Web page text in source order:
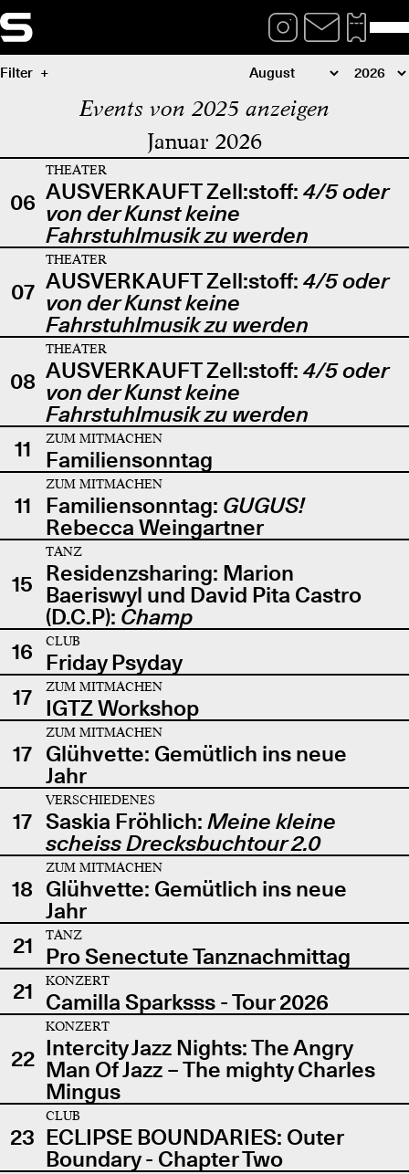
Filter
Events von 2025 anzeigen
Januar 2026
06
THEATER
AUSVERKAUFT Zell:stoff: 4/5 oder
von der Kunst keine
Fahrstuhlmusik zu werden
07
THEATER
AUSVERKAUFT Zell:stoff: 4/5 oder
von der Kunst keine
Fahrstuhlmusik zu werden
08
THEATER
AUSVERKAUFT Zell:stoff: 4/5 oder
von der Kunst keine
Fahrstuhlmusik zu werden
11
ZUM MITMACHEN
Familiensonntag
11
ZUM MITMACHEN
Familiensonntag: GUGUS!
Rebecca Weingartner
15
TANZ
Residenzsharing: Marion
Baeriswyl und David Pita Castro
(D.C.P): Champ
16
CLUB
Friday Psyday
17
ZUM MITMACHEN
IGTZ Workshop
17
ZUM MITMACHEN
Glühvette: Gemütlich ins neue
Jahr
17
VERSCHIEDENES
Saskia Fröhlich: Meine kleine
scheiss Drecksbuchtour 2.0
18
ZUM MITMACHEN
Glühvette: Gemütlich ins neue
Jahr
21
TANZ
Pro Senectute Tanznachmittag
21
KONZERT
Camilla Sparksss - Tour 2026
22
KONZERT
Intercity Jazz Nights: The Angry
Man Of Jazz – The mighty Charles
Mingus
23
CLUB
ECLIPSE BOUNDARIES: Outer
Boundary - Chapter Two